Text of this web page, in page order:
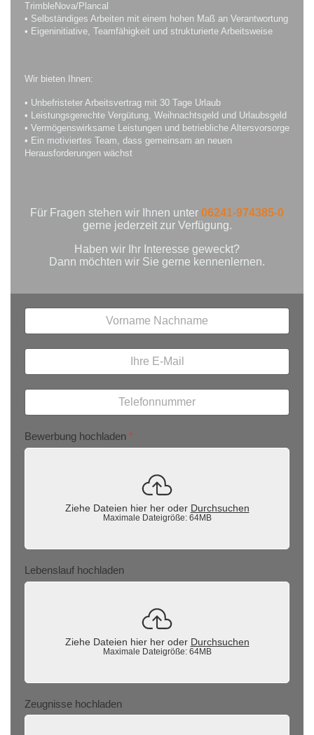
TrimbleNova/Plancal
• Selbständiges Arbeiten mit einem hohen Maß an Verantwortung
• Eigeninitiative, Teamfähigkeit und strukturierte Arbeitsweise
Wir bieten Ihnen:
• Unbefristeter Arbeitsvertrag mit 30 Tage Urlaub
• Leistungsgerechte Vergütung, Weihnachtsgeld und Urlaubsgeld
• Vermögenswirksame Leistungen und betriebliche Altersvorsorge
• Ein motiviertes Team, dass gemeinsam an neuen
Herausforderungen wächst
Für Fragen stehen wir Ihnen unter 06241-974385-0
gerne jederzeit zur Verfügung.
Haben wir Ihr Interesse geweckt?
Dann möchten wir Sie gerne kennenlernen.
Bewerbung hochladen *
Ziehe Dateien hier her oder Durchsuchen
Maximale Dateigröße: 64MB
Lebenslauf hochladen
Ziehe Dateien hier her oder Durchsuchen
Maximale Dateigröße: 64MB
Zeugnisse hochladen